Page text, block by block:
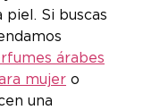
Si buscas
árabes
mujer o
una